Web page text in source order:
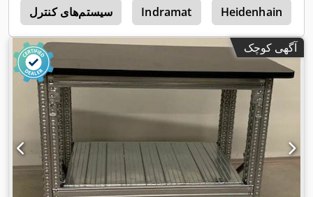
سیستم‌های کنترل Indramat Heidenhain
آگهی کوچک